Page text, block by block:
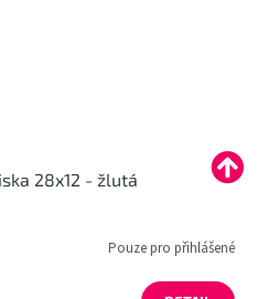
28x12 - žlutá
Pouze pro přihlášené